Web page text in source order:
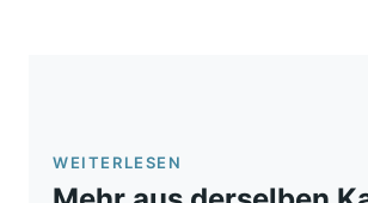
WEITERLESEN